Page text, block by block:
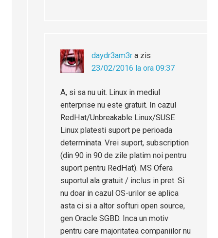
daydr3am3r a zis
23/02/2016 la ora 09:37
A, si sa nu uit. Linux in mediul
enterprise nu este gratuit. In cazul
RedHat/Unbreakable Linux/SUSE
Linux platesti suport pe perioada
determinata. Vrei suport, subscription
(din 90 in 90 de zile platim noi pentru
suport pentru RedHat). MS Ofera
suportul ala gratuit / inclus in pret. Si
nu doar in cazul OS-urilor se aplica
asta ci si a altor softuri open source,
gen Oracle SGBD. Inca un motiv
pentru care majoritatea companiilor nu